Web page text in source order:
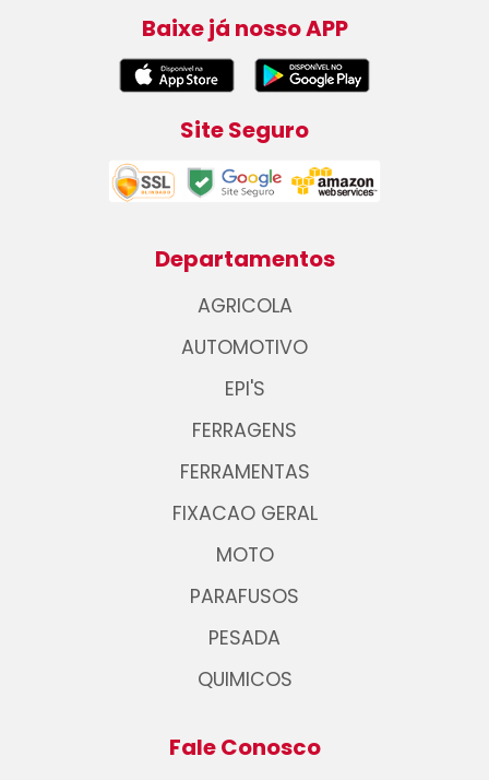
Baixe já nosso APP
Site Seguro
Departamentos
AGRICOLA
AUTOMOTIVO
EPI'S
FERRAGENS
FERRAMENTAS
FIXACAO GERAL
MOTO
PARAFUSOS
PESADA
QUIMICOS
Fale Conosco